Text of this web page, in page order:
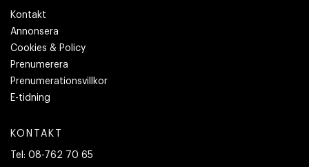
Kontakt
Annonsera
Cookies & Policy
Prenumerera
Prenumerationsvillkor
E-tidning
KONTAKT
Tel: 08-762 70 65